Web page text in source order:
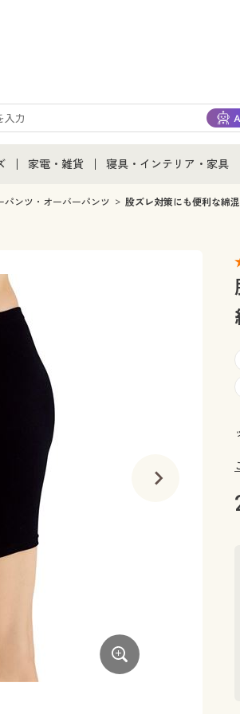
通販すべて
着
家電・雑貨
家電・雑貨すべて
寝具・インテリア・家具
寝具・インテリア・家具
カーテン・ラグ・ファブ
パンツ・オーバーパンツ 股ズレ対策にも便利な綿